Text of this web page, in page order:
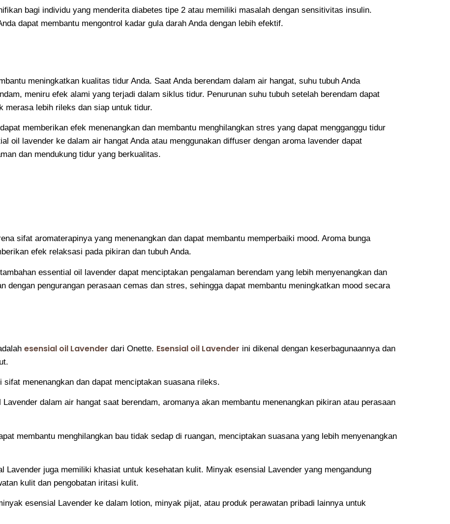
bagi individu yang menderita diabetes tipe 2 atau memiliki masalah dengan sensitivitas insulin.
dapat membantu mengontrol kadar gula darah Anda dengan lebih efektif.
meningkatkan kualitas tidur Anda. Saat Anda berendam dalam air hangat, suhu tubuh Anda
meniru efek alami yang terjadi dalam siklus tidur. Penurunan suhu tubuh setelah berendam dapat
merasa lebih rileks dan siap untuk tidur.
memberikan efek menenangkan dan membantu menghilangkan stres yang dapat mengganggu tidur
oil lavender ke dalam air hangat Anda atau menggunakan diffuser dengan aroma lavender dapat
dan mendukung tidur yang berkualitas.
sifat aromaterapinya yang menenangkan dan dapat membantu memperbaiki mood. Aroma bunga
efek relaksasi pada pikiran dan tubuh Anda.
essential oil lavender dapat menciptakan pengalaman berendam yang lebih menyenangkan dan
dengan pengurangan perasaan cemas dan stres, sehingga dapat membantu meningkatkan mood secara
esensial oil Lavender dari Onette. Esensial oil Lavender ini dikenal dengan keserbagunaannya dan
menenangkan dan dapat menciptakan suasana rileks.
dalam air hangat saat berendam, aromanya akan membantu menenangkan pikiran atau perasaan
membantu menghilangkan bau tidak sedap di ruangan, menciptakan suasana yang lebih menyenangkan
Lavender juga memiliki khasiat untuk kesehatan kulit. Minyak esensial Lavender yang mengandung
kulit dan pengobatan iritasi kulit.
esensial Lavender ke dalam lotion, minyak pijat, atau produk perawatan pribadi lainnya untuk